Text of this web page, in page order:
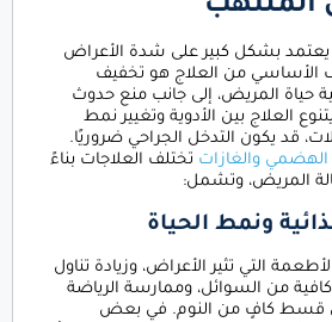
الملتهب
يعتمد بشكل كبير على شدة الأعراض
الأساسي من العلاج هو تخفيف
حياة المريض، إلى جانب منع حدوث
العلاج بين الأدوية وتغيير نمط
قد يكون التدخل الجراحي ضروريًا.
الهضمي والغازات تختلف العلاجات بناءً
المريض، وتشمل:
التي تثير الأعراض، وزيادة تناول
من السوائل، وممارسة الرياضة
قسط كافٍ من النوم. في بعض